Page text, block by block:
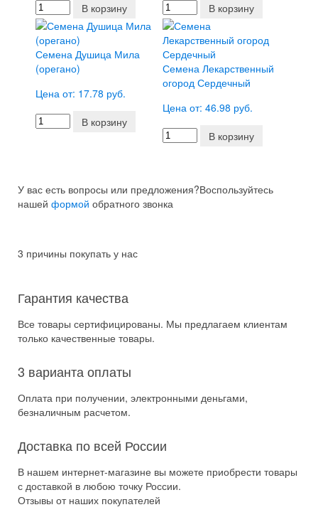
В корзину
В корзину
Семена Душица Мила
(орегано)
Цена от: 17.78 руб.
В корзину
Семена Лекарственный
огород Сердечный
Цена от: 46.98 руб.
В корзину
У вас есть вопросы или предложения?Воспользуйтесь
нашей формой обратного звонка
3 причины покупать у нас
Гарантия качества
Все товары сертифицированы. Мы предлагаем клиентам
только качественные товары.
3 варианта оплаты
Оплата при получении, электронными деньгами,
безналичным расчетом.
Доставка по всей России
В нашем интернет-магазине вы можете приобрести товары
с доставкой в любою точку России.
Отзывы от наших покупателей